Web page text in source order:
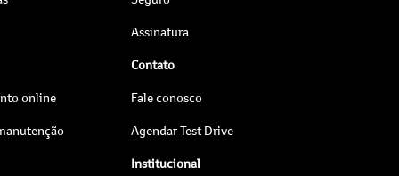
online
Assinatura
Contato
Fale conosco
Agendar Test Drive
Institucional